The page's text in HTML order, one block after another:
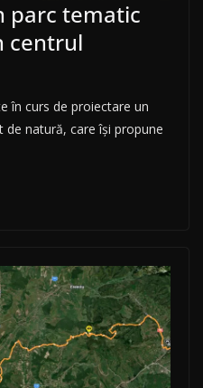
parc tematic
centrul
în curs de proiectare un
natură, care își propune